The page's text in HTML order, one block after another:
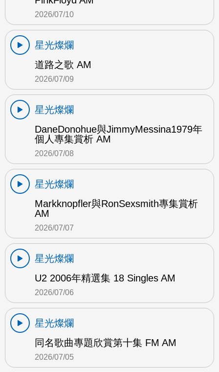
2026/07/10
星光燦爛
道路之歌 AM
2026/07/09
星光燦爛
DaneDonohue與JimmyMessina1979年
個人專集賞析 AM
2026/07/08
星光燦爛
Markknopfler與RonSexsmith專集賞析
AM
2026/07/07
星光燦爛
U2 2006年精選集 18 Singles AM
2026/07/06
星光燦爛
同名歌曲專題欣賞第十集 FM AM
2026/07/05